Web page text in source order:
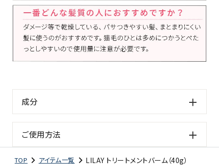
成分
ご使用方法
TOP アイテム一覧 LILAY トリートメントバーム（40g）